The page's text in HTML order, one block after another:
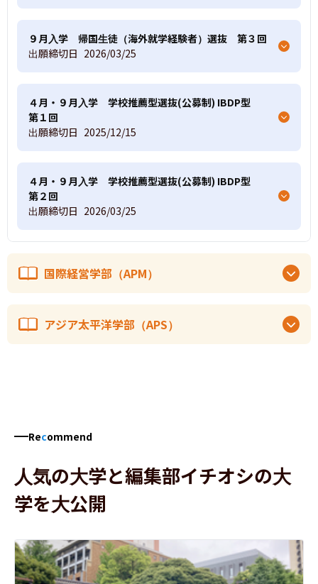
９月入学 帰国生徒（海外就学経験者）選抜 第３回
出願締切日 2026/03/25
４月・９月入学 学校推薦型選抜(公募制) IBDP型
第１回
出願締切日 2025/12/15
４月・９月入学 学校推薦型選抜(公募制) IBDP型
第２回
出願締切日 2026/03/25
国際経営学部（APM）
アジア太平洋学部（APS）
Recommend
人気の大学と編集部イチオシの大
学を大公開